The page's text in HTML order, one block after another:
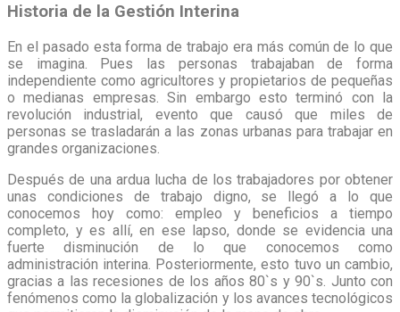
Historia de la Gestión Interina
En el pasado esta forma de trabajo era más común de lo que
se imagina. Pues las personas trabajaban de forma
independiente como agricultores y propietarios de pequeñas
o medianas empresas. Sin embargo esto terminó con la
revolución industrial, evento que causó que miles de
personas se trasladarán a las zonas urbanas para trabajar en
grandes organizaciones.
Después de una ardua lucha de los trabajadores por obtener
unas condiciones de trabajo digno, se llegó a lo que
conocemos hoy como: empleo y beneficios a tiempo
completo, y es allí, en ese lapso, donde se evidencia una
fuerte disminución de lo que conocemos como
administración interina. Posteriormente, esto tuvo un cambio,
gracias a las recesiones de los años 80`s y 90`s. Junto con
fenómenos como la globalización y los avances tecnológicos